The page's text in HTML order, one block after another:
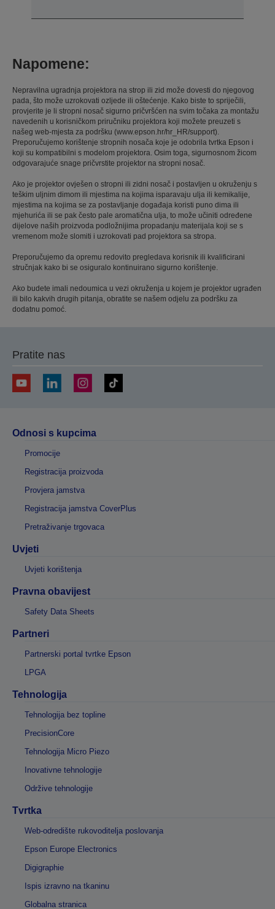
Napomene:
Nepravilna ugradnja projektora na strop ili zid može dovesti do njegovog
pada, što može uzrokovati ozljede ili oštećenje. Kako biste to spriječili,
provjerite je li stropni nosač sigurno pričvršćen na svim točaka za montažu
navedenih u korisničkom priručniku projektora koji možete preuzeti s
našeg web-mjesta za podršku (www.epson.hr/hr_HR/support).
Preporučujemo korištenje stropnih nosača koje je odobrila tvrtka Epson i
koji su kompatibilni s modelom projektora. Osim toga, sigurnosnom žicom
odgovarajuće snage pričvrstite projektor na stropni nosač.
Ako je projektor ovješen o stropni ili zidni nosač i postavljen u okruženju s
teškim uljnim dimom ili mjestima na kojima isparavaju ulja ili kemikalije,
mjestima na kojima se za postavljanje događaja koristi puno dima ili
mjehurića ili se pak često pale aromatična ulja, to može učiniti određene
dijelove naših proizvoda podložnijima propadanju materijala koji se s
vremenom može slomiti i uzrokovati pad projektora sa stropa.
Preporučujemo da opremu redovito pregledava korisnik ili kvalificirani
stručnjak kako bi se osiguralo kontinuirano sigurno korištenje.
Ako budete imali nedoumica u vezi okruženja u kojem je projektor ugrađen
ili bilo kakvih drugih pitanja, obratite se našem odjelu za podršku za
dodatnu pomoć.
Pratite nas
Odnosi s kupcima
Promocije
Registracija proizvoda
Provjera jamstva
Registracija jamstva CoverPlus
Pretraživanje trgovaca
Uvjeti
Uvjeti korištenja
Pravna obavijest
Safety Data Sheets
Partneri
Partnerski portal tvrtke Epson
LPGA
Tehnologija
Tehnologija bez topline
PrecisionCore
Tehnologija Micro Piezo
Inovativne tehnologije
Održive tehnologije
Tvrtka
Web-odredište rukovoditelja poslovanja
Epson Europe Electronics
Digigraphie
Ispis izravno na tkaninu
Globalna stranica